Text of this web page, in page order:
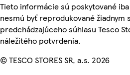
Tieto informácie sú poskytované
nesmú byť reprodukované žiadnym
predchádzajúceho súhlasu Tesco
náležitého potvrdenia.
© TESCO STORES SR, a.s. 2026